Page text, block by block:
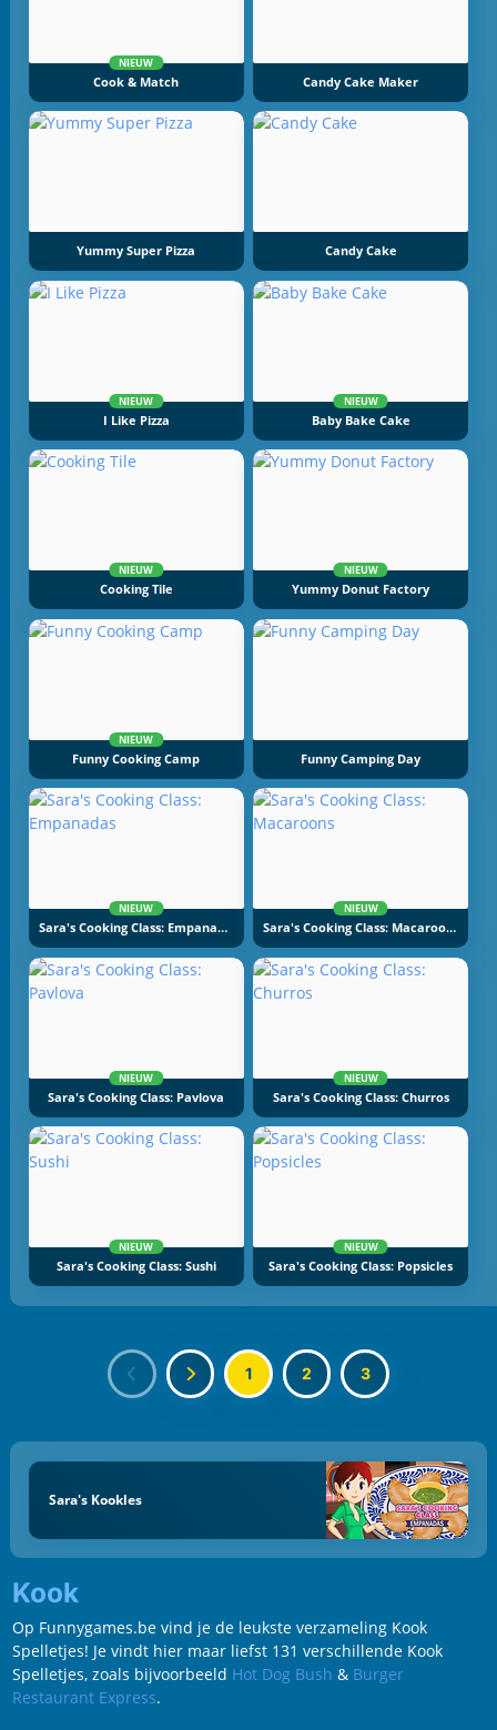
NIEUW
Cook & Match Candy Cake Maker
Yummy Super Pizza Candy Cake
NIEUW
I Like Pizza
NIEUW
Baby Bake Cake
NIEUW
Cooking Tile
NIEUW
Yummy Donut Factory
NIEUW
Funny Cooking Camp Funny Camping Day
NIEUW
Sara's Cooking Class: Empanadas
NIEUW
Sara's Cooking Class: Macaroons
NIEUW
Sara's Cooking Class: Pavlova
NIEUW
Sara's Cooking Class: Churros
NIEUW
Sara's Cooking Class: Sushi
NIEUW
Sara's Cooking Class: Popsicles
1 2 3
Sara's Kookles
Kook
Op Funnygames.be vind je de leukste verzameling Kook
Spelletjes! Je vindt hier maar liefst 131 verschillende Kook
Spelletjes, zoals bijvoorbeeld Hot Dog Bush & Burger
Restaurant Express.